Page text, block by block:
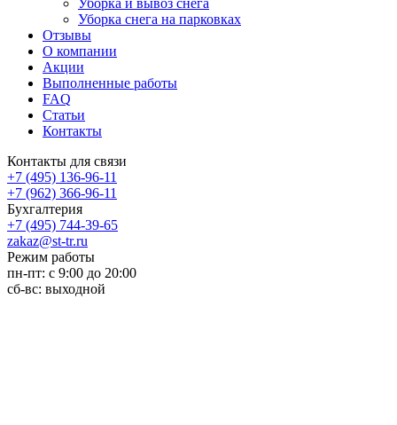
Уборка и вывоз снега
Уборка снега на парковках
Отзывы
О компании
Акции
Выполненные работы
FAQ
Статьи
Контакты
Контакты для связи
+7 (495) 136-96-11
+7 (962) 366-96-11
Бухгалтерия
+7 (495) 744-39-65
zakaz@st-tr.ru
Режим работы
пн-пт: с 9:00 до 20:00
сб-вс: выходной